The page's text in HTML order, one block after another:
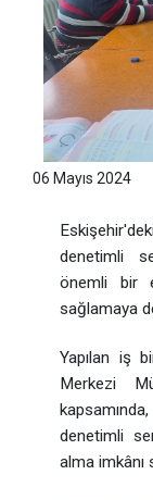
06 Mayıs 2024
denetimli
önemli bir
sağlamaya
Yapılan iş
Merkezi
denetimli
alma imkânı